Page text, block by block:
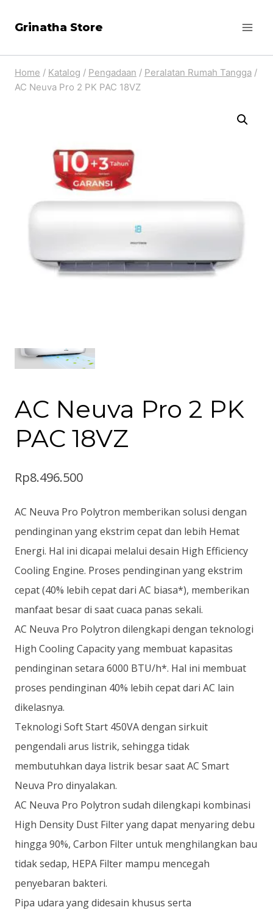
Grinatha Store
Home / Katalog / Pengadaan / Peralatan Rumah Tangga /
AC Neuva Pro 2 PK PAC 18VZ
AC Neuva Pro 2 PK
PAC 18VZ
Rp8.496.500
AC Neuva Pro Polytron memberikan solusi dengan
pendinginan yang ekstrim cepat dan lebih Hemat
Energi. Hal ini dicapai melalui desain High Efficiency
Cooling Engine. Proses pendinginan yang ekstrim
cepat (40% lebih cepat dari AC biasa*), memberikan
manfaat besar di saat cuaca panas sekali.
AC Neuva Pro Polytron dilengkapi dengan teknologi
High Cooling Capacity yang membuat kapasitas
pendinginan setara 6000 BTU/h*. Hal ini membuat
proses pendinginan 40% lebih cepat dari AC lain
dikelasnya.
Teknologi Soft Start 450VA dengan sirkuit
pengendali arus listrik, sehingga tidak
membutuhkan daya listrik besar saat AC Smart
Neuva Pro dinyalakan.
AC Neuva Pro Polytron sudah dilengkapi kombinasi
High Density Dust Filter yang dapat menyaring debu
hingga 90%, Carbon Filter untuk menghilangkan bau
tidak sedap, HEPA Filter mampu mencegah
penyebaran bakteri.
Pipa udara yang didesain khusus serta